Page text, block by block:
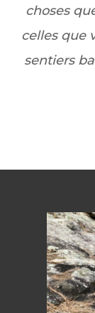
choses
celles que
sentiers